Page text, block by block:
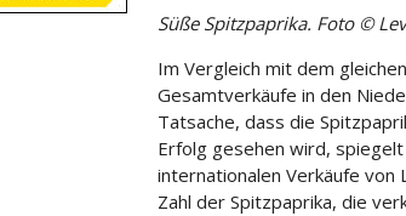
Süße Spitzpaprika. Foto ©
Im Vergleich mit dem
Gesamtverkäufe in den
Tatsache, dass die
Erfolg gesehen wird,
internationalen Verkäufe von
Zahl der Spitzpaprika, die